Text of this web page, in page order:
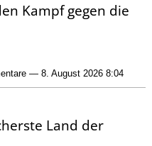
Kampf gegen die
— 8. August 2026 8:04
Land der